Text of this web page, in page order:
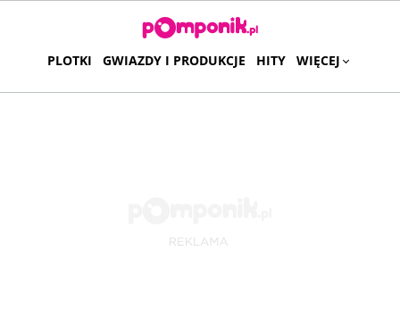
PLOTKI GWIAZDY I PRODUKCJE HITY WIĘCEJ